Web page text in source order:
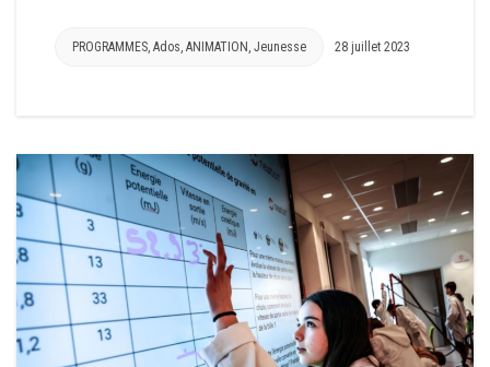
PROGRAMMES, Ados, ANIMATION, Jeunesse 28 juillet 2023